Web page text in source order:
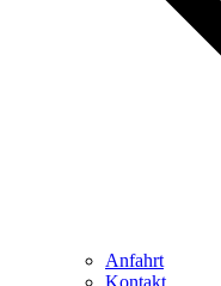
Anfahrt